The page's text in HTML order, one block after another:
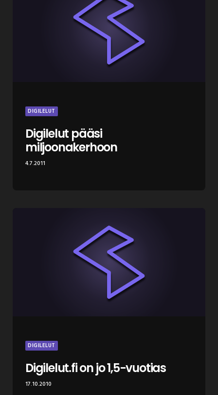
DIGILELUT
Digilelut pääsi
miljoonakerhoon
4.7.2011
DIGILELUT
Digilelut.fi on jo 1,5-vuotias
17.10.2010